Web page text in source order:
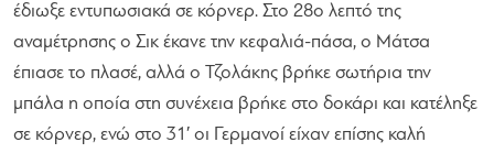
έδιωξε εντυπωσιακά σε κόρνερ. Στο 28ο λεπτό της
αναμέτρησης ο Σικ έκανε την κεφαλιά-πάσα, ο Μάτσα
έπιασε το πλασέ, αλλά ο Τζολάκης βρήκε σωτήρια την
μπάλα η οποία στη συνέχεια βρήκε στο δοκάρι και κατέληξε
σε κόρνερ, ενώ στο 31′ οι Γερμανοί είχαν επίσης καλή